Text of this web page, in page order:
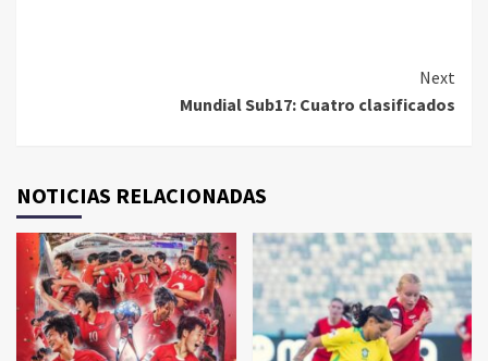
Next
Mundial Sub17: Cuatro clasificados
NOTICIAS RELACIONADAS